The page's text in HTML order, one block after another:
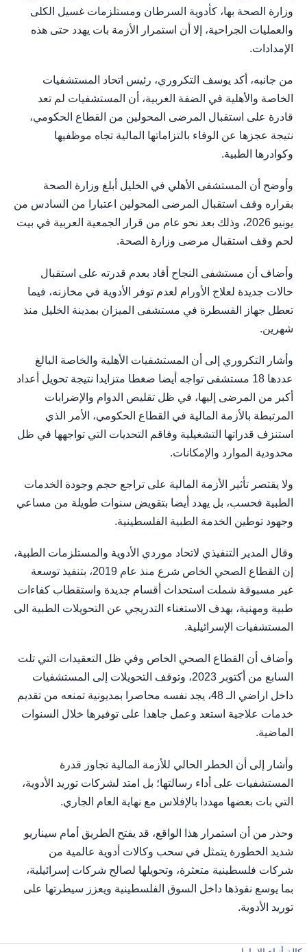
وزارة الصحة بها، كأدوية السرطان ومستلزمات غسيل الكلى
والعمليات الجراحية، إلا أن استمرار الأزمة بات يهدد حتى هذه
الإمدادات.
من جانبه، أكد يوسف التكروري، رئيس اتحاد المستشفيات
الخاصة والأهلية في الضفة الغربية، أن المستشفيات لم تعد
قادرة على استقبال المرضى المحولين من القطاع الحكومي،
نتيجة عجزها عن الوفاء بالتزاماتها المالية تجاه موظفيها
وكوادرها الطبية.
وأوضح أن المستشفى الأهلي في الخليل أبلغ وزارة الصحة
بقراره وقف استقبال المرضى المحولين اعتبارا من السادس من
يونيو 2026، وذلك بعد نحو عام من قرار الجمعية العربية في بيت
لحم وقف استقبال مرضى وزارة الصحة.
وأضاف أن مستشفى النجاح أفاد بعدم قدرته على استقبال
حالات جديدة لعلاج الأورام لعدم توفر الأدوية في مخازنه، فيما
تعطل جهاز القسطرة في مستشفى الميزان بمدينة الخليل منذ
شهرين.
وأشار التكروري إلى أن المستشفيات الأهلية والخاصة البالغ
عددها 18 مستشفى تواجه أيضا ضغطا متزايدا نتيجة تحويل أعداد
أكبر من المرضى إليها، في ظل تقليص الدوام والإضرابات
المرتبطة بالأزمة المالية في القطاع الحكومي، الأمر الذي
استنزف قدراتها التشغيلية وفاقم التحديات التي تواجهها في ظل
محدودية الموارد والإمكانات.
ولا يقتصر تأثير الأزمة المالية على تراجع حجم وجودة الخدمات
الطبية فحسب، بل يهدد أيضا بتقويض سنوات طويلة من مساعي
وجهود توطين الخدمة الطبية الفلسطينية.
وقال المدير التنفيذي لاتحاد موردي الأدوية والمستلزمات الطبية،
إن القطاع الصحي الخاص شرع منذ عام 2019، بتنفيذ توسعة
غير مسبوقة شملت استحداث أقسام جديدة واستقطاب كفاءات
طبية ومهنية، بهدف الاستغناء التدريجي عن التحويلات الطبية الى
المستشفيات الإسرائيلية.
وأضاف أن القطاع الصحي الخاص وفي ظل التعقيدات التي تلت
السابع من أكتوبر 2023، وتوقف التحويلات إلى المستشفيات
داخل اراضي الـ 48، يجد نفسه محاصرا بمديونية تمنعه من تقديم
خدمات علاجية استعد وعمل جاهدا على توفيرها خلال السنوات
الماضية.
وأشار إلى أن الخطر الحالي للأزمة المالية تجاوز قدرة
المستشفيات على أداء رسالتها؛ بل امتد لشركات توريد الأدوية،
التي بات بعضها مهددا بالإفلاس مع نهاية العام الجاري.
وحذر من أن استمرار هذا الواقع، قد يفتح الطريق أمام سيناريو
شديد الخطورة يتمثل في سحب وكالات أدوية عالمية من
شركات فلسطينية متعثرة، وتحويلها لصالح شركات إسرائيلية،
بما يوسع نفوذها داخل السوق الفلسطينية ويعزز سيطرتها على
توريد الأدوية.